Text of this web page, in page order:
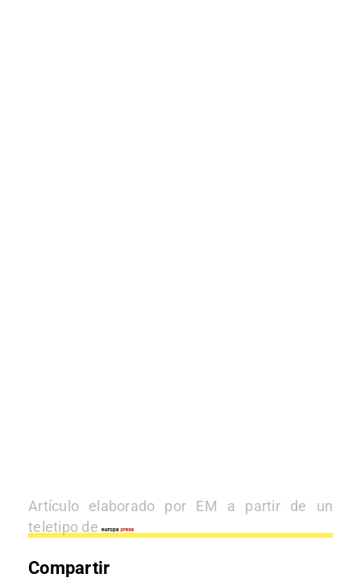
Artículo elaborado por EM a partir de un
teletipo de
Compartir